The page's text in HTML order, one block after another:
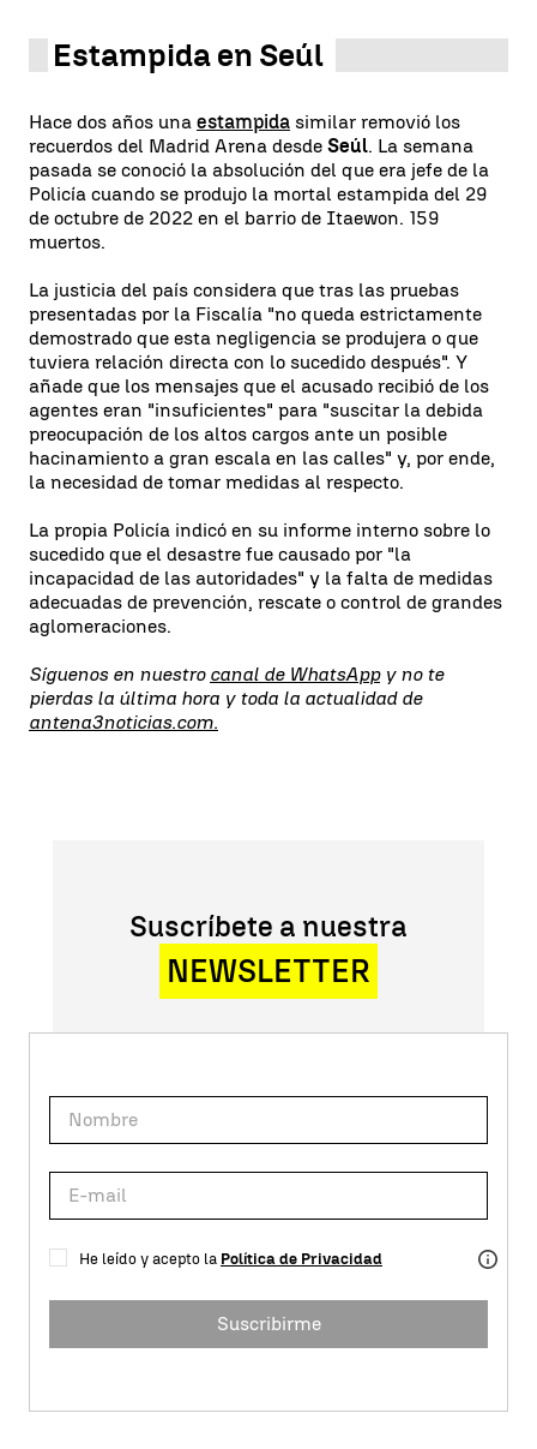
Estampida en Seúl
Hace dos años una estampida similar removió los
recuerdos del Madrid Arena desde Seúl. La semana
pasada se conoció la absolución del que era jefe de la
Policía cuando se produjo la mortal estampida del 29
de octubre de 2022 en el barrio de Itaewon. 159
muertos.
La justicia del país considera que tras las pruebas
presentadas por la Fiscalía "no queda estrictamente
demostrado que esta negligencia se produjera o que
tuviera relación directa con lo sucedido después". Y
añade que los mensajes que el acusado recibió de los
agentes eran "insuficientes" para "suscitar la debida
preocupación de los altos cargos ante un posible
hacinamiento a gran escala en las calles" y, por ende,
la necesidad de tomar medidas al respecto.
La propia Policía indicó en su informe interno sobre lo
sucedido que el desastre fue causado por "la
incapacidad de las autoridades" y la falta de medidas
adecuadas de prevención, rescate o control de grandes
aglomeraciones.
Síguenos en nuestro canal de WhatsAppy no te
pierdas la última hora y toda la actualidad de
antena3noticias.com.
Suscríbete a nuestra
NEWSLETTER
He leído y acepto la Política de Privacidad
Suscribirme